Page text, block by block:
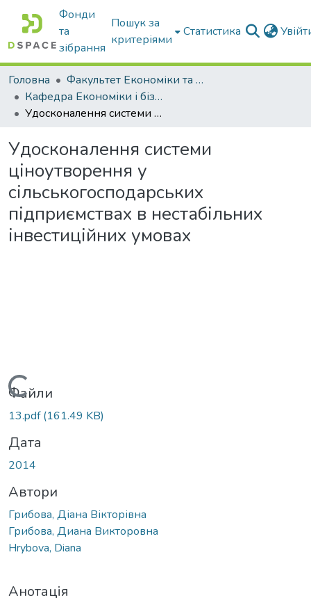
Фонди
та
зібрання
Пошук за
критеріями
Статистика
Головна
Факультет Економіки та бізнесу
Кафедра Економіки і бізнесу
Удосконалення системи ціноутворення у сільськогосподарських підприємствах в нестабільних інвестиційних умовах
Удосконалення системи
ціноутворення у
сільськогосподарських
підприємствах в нестабільних
інвестиційних умовах
Вантажиться...
Файли
13.pdf(161.49 KB)
Дата
2014
Автори
Грибова, Діана Вікторівна
Грибова, Диана Викторовна
Hrybova, Diana
Анотація